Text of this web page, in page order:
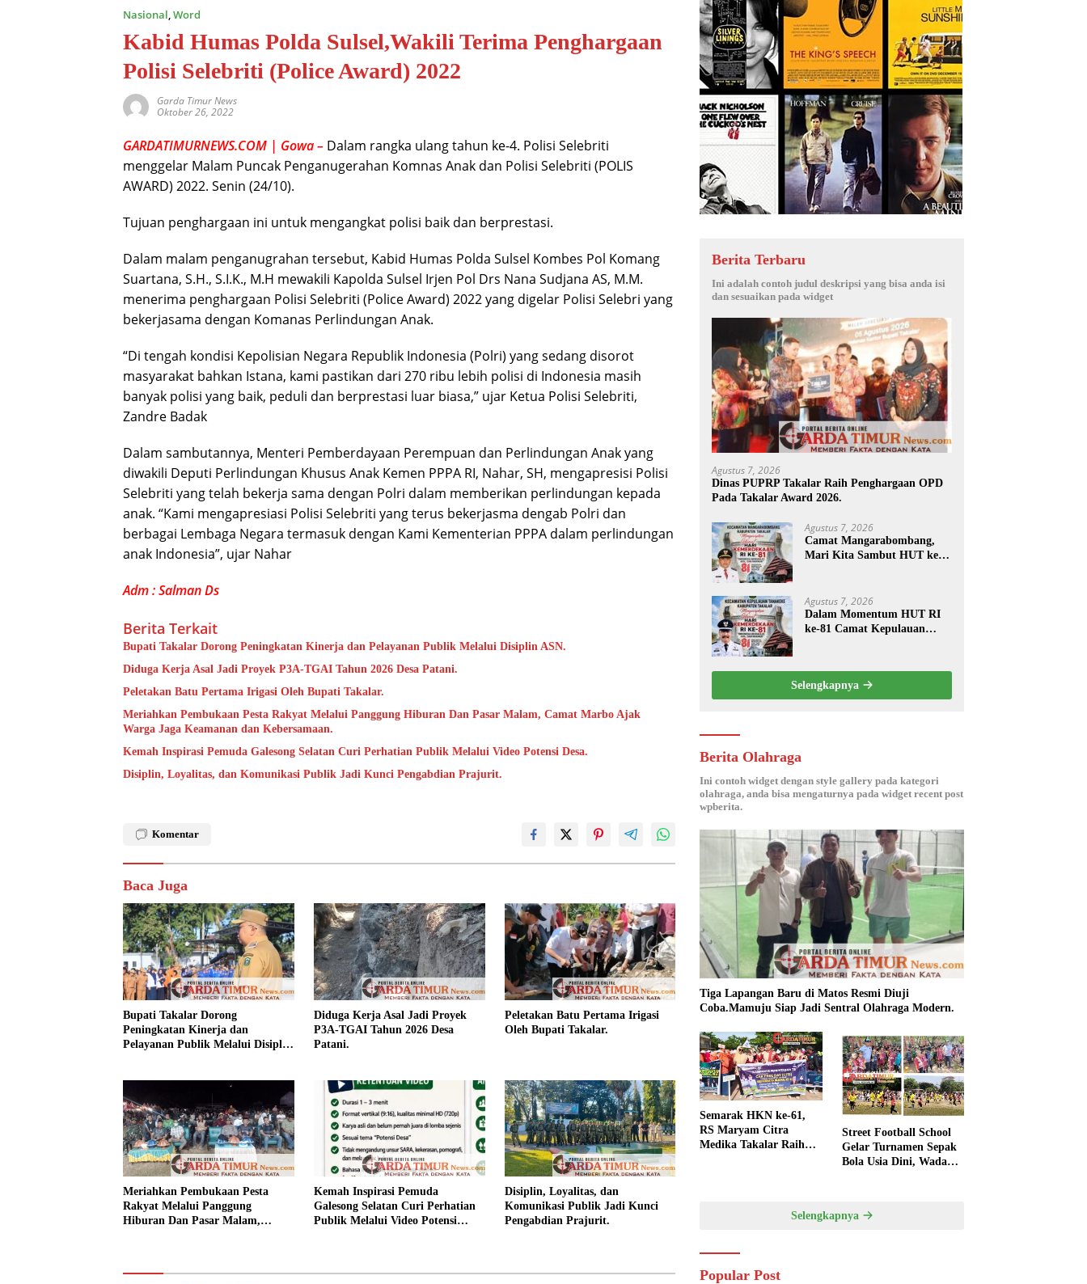
Nasional,Word
Kabid Humas Polda Sulsel,Wakili Terima Penghargaan
Polisi Selebriti (Police Award) 2022
Garda Timur News
Oktober 26, 2022
GARDATIMURNEWS.COM | Gowa – Dalam rangka ulang tahun ke-4. Polisi Selebriti
menggelar Malam Puncak Penganugerahan Komnas Anak dan Polisi Selebriti (POLIS
AWARD) 2022. Senin (24/10).
Tujuan penghargaan ini untuk mengangkat polisi baik dan berprestasi.
Dalam malam penganugrahan tersebut, Kabid Humas Polda Sulsel Kombes Pol Komang
Suartana, S.H., S.I.K., M.H mewakili Kapolda Sulsel Irjen Pol Drs Nana Sudjana AS, M.M.
menerima penghargaan Polisi Selebriti (Police Award) 2022 yang digelar Polisi Selebri yang
bekerjasama dengan Komanas Perlindungan Anak.
“Di tengah kondisi Kepolisian Negara Republik Indonesia (Polri) yang sedang disorot
masyarakat bahkan Istana, kami pastikan dari 270 ribu lebih polisi di Indonesia masih
banyak polisi yang baik, peduli dan berprestasi luar biasa,” ujar Ketua Polisi Selebriti,
Zandre Badak
Dalam sambutannya, Menteri Pemberdayaan Perempuan dan Perlindungan Anak yang
diwakili Deputi Perlindungan Khusus Anak Kemen PPPA RI, Nahar, SH, mengapresisi Polisi
Selebriti yang telah bekerja sama dengan Polri dalam memberikan perlindungan kepada
anak. “Kami mengapresiasi Polisi Selebriti yang terus bekerjasma dengab Polri dan
berbagai Lembaga Negara termasuk dengan Kami Kementerian PPPA dalam perlindungan
anak Indonesia”, ujar Nahar
Adm : Salman Ds
Berita Terkait
Bupati Takalar Dorong Peningkatan Kinerja dan Pelayanan Publik Melalui Disiplin ASN.
Diduga Kerja Asal Jadi Proyek P3A-TGAI Tahun 2026 Desa Patani.
Peletakan Batu Pertama Irigasi Oleh Bupati Takalar.
Meriahkan Pembukaan Pesta Rakyat Melalui Panggung Hiburan Dan Pasar Malam, Camat Marbo Ajak
Warga Jaga Keamanan dan Kebersamaan.
Kemah Inspirasi Pemuda Galesong Selatan Curi Perhatian Publik Melalui Video Potensi Desa.
Disiplin, Loyalitas, dan Komunikasi Publik Jadi Kunci Pengabdian Prajurit.
Komentar
Baca Juga
Bupati Takalar Dorong
Peningkatan Kinerja dan
Pelayanan Publik Melalui Disiplin
Diduga Kerja Asal Jadi Proyek
P3A-TGAI Tahun 2026 Desa
Patani.
Peletakan Batu Pertama Irigasi
Oleh Bupati Takalar.
Meriahkan Pembukaan Pesta
Rakyat Melalui Panggung
Hiburan Dan Pasar Malam,
Kemah Inspirasi Pemuda
Galesong Selatan Curi Perhatian
Publik Melalui Video Potensi
Disiplin, Loyalitas, dan
Komunikasi Publik Jadi Kunci
Pengabdian Prajurit.
Berita Terbaru
Ini adalah contoh judul deskripsi yang bisa anda isi
dan sesuaikan pada widget
Agustus 7, 2026
Dinas PUPRP Takalar Raih Penghargaan OPD
Pada Takalar Award 2026.
Agustus 7, 2026
Camat Mangarabombang,
Mari Kita Sambut HUT ke-
Pembangunan.‍
Agustus 7, 2026
Dalam Momentum HUT RI
ke-81 Camat Kepulauan
Tingkatkan Kesejahteraan.
Selengkapnya
Berita Olahraga
Ini contoh widget dengan style gallery pada kategori
olahraga, anda bisa mengaturnya pada widget recent post
wpberita.
Tiga Lapangan Baru di Matos Resmi Diuji
Coba.Mamuju Siap Jadi Sentral Olahraga Modern.
Semarak HKN ke-61,
RS Maryam Citra
Medika Takalar Raih
Street Football School
Gelar Turnamen Sepak
Bola Usia Dini, Wadah
Selengkapnya
Popular Post